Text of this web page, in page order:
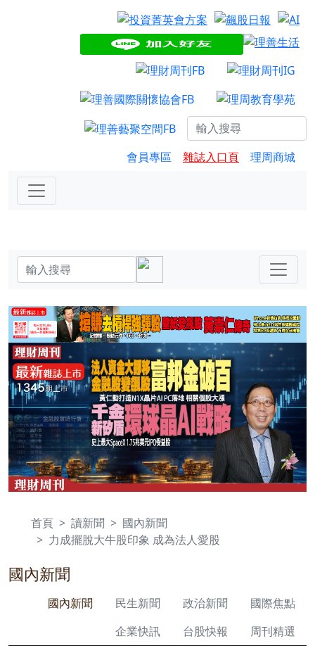
會員專區 雜誌入口頁 理周商城
首頁 讀新聞
國內新聞
力成擺脫大牛股印象 成為法人愛股
國內新聞
國內新聞 民生新聞 政治新聞
國際焦點
企業快訊
台股快報 周刊精選